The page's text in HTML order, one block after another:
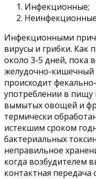
Инфекционные;
Инфекционными
вирусы и грибки. Как
около 3-5 дней, пока
желудочно-кишечный
происходит
употреблении в
вымытых овощей и
термически
истекшим сроком
бактериальных
неправильное
когда возбудителем
контактная передача